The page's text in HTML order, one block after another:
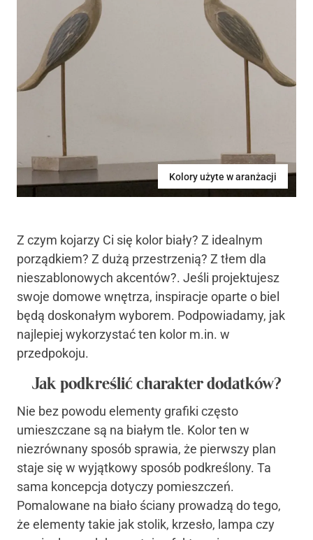
Kolory użyte w aranżacji
Z czym kojarzy Ci się kolor biały? Z idealnym
porządkiem? Z dużą przestrzenią? Z tłem dla
nieszablonowych akcentów?. Jeśli projektujesz
swoje domowe wnętrza, inspiracje oparte o biel
będą doskonałym wyborem. Podpowiadamy, jak
najlepiej wykorzystać ten kolor m.in. w
przedpokoju.
Jak podkreślić charakter dodatków?
Nie bez powodu elementy grafiki często
umieszczane są na białym tle. Kolor ten w
niezrównany sposób sprawia, że pierwszy plan
staje się w wyjątkowy sposób podkreślony. Ta
sama koncepcja dotyczy pomieszczeń.
Pomalowane na biało ściany prowadzą do tego,
że elementy takie jak stolik, krzesło, lampa czy